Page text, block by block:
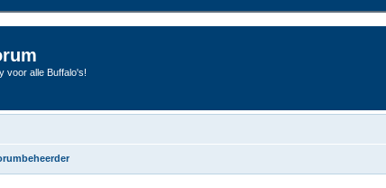
voor alle Buffalo's!